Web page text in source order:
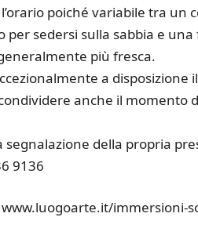
poiché variabile tra un
sedersi sulla sabbia e
più fresca.
a disposizione
anche il momento
segnalazione della propria
9136
immersioni-